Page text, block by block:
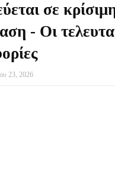
σε
- Οι
23, 2026